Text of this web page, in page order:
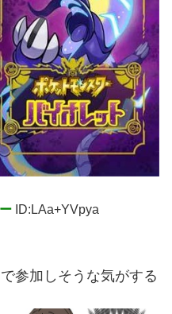
ID:LAa+YVpya
参加しそうな気がする